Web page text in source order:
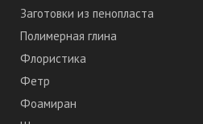
Заготовки из пенопласта
Полимерная глина
Флористика
Фетр
Фоамиран